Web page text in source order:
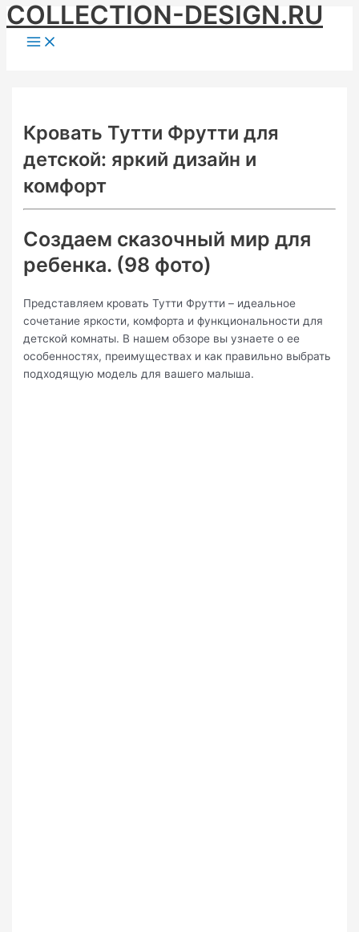
Skip
to
content
COLLECTION-DESIGN.RU
Main
Menu
Кровать Тутти Фрутти для
детской: яркий дизайн и
комфорт
Создаем сказочный мир для
ребенка. (98 фото)
Представляем кровать Тутти Фрутти – идеальное
сочетание яркости, комфорта и функциональности для
детской комнаты. В нашем обзоре вы узнаете о ее
особенностях, преимуществах и как правильно выбрать
подходящую модель для вашего малыша.